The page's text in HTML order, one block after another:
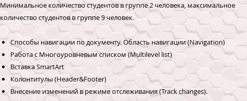
Минимальное количество студентов в группе 2 человека, максимальное
количество студентов в группе 9 человек.
Способы навигации по документу. Область навигации (Navigation)
Работа с Многоуровневым списком (Multilevel list)
Вставка SmartArt
Колонтитулы (Header&Footer)
Внесение изменений в режиме отслеживания (Track changes).